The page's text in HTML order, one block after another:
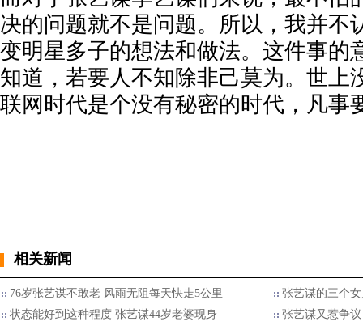
决的问题就不是问题。所以，我并不
变明星多子的想法和做法。这件事的
知道，若要人不知除非己莫为。世上
联网时代是个没有秘密的时代，凡事
相关新闻
76岁张艺谋不敢老 风雨无阻每天快走5公里
张艺谋的三个
状态能好到这种程度 张艺谋44岁老婆现身
张艺谋又惹争